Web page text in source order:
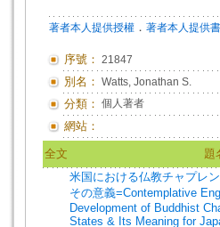
著者本人提供授權 ． 著者本人提供
序號： 21847
別名： Watts, Jonathan S.
分類： 個人著者
網站：
全文
題
米国における仏教チャプレ
その意義=Contemplative
Development of Buddhist
States & Its Meaning for